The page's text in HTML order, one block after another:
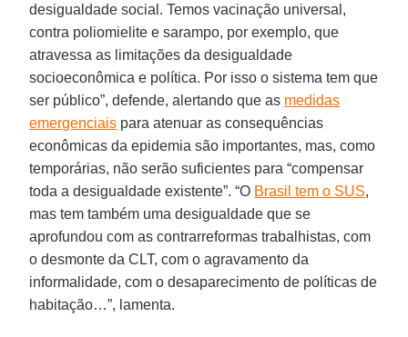
desigualdade social. Temos vacinação universal,
contra poliomielite e sarampo, por exemplo, que
atravessa as limitações da desigualdade
socioeconômica e política. Por isso o sistema tem que
ser público”, defende, alertando que as medidas
emergenciais para atenuar as consequências
econômicas da epidemia são importantes, mas, como
temporárias, não serão suficientes para “compensar
toda a desigualdade existente”. “O Brasil tem o SUS,
mas tem também uma desigualdade que se
aprofundou com as contrarreformas trabalhistas, com
o desmonte da CLT, com o agravamento da
informalidade, com o desaparecimento de políticas de
habitação…”, lamenta.